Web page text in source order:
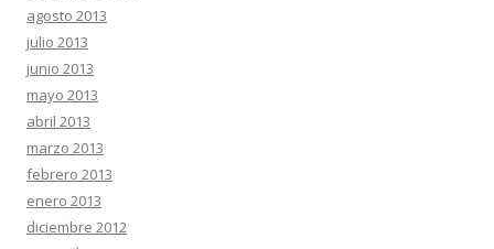
agosto 2013
julio 2013
junio 2013
mayo 2013
abril 2013
marzo 2013
febrero 2013
enero 2013
diciembre 2012